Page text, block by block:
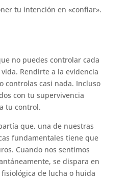
tu intención en «confiar».
no puedes controlar cada
Rendirte a la evidencia
controlas casi nada. Incluso
con tu supervivencia
tu control.
que, una de nuestras
fundamentales tiene que
Cuando nos sentimos
se dispara en
de lucha o huida